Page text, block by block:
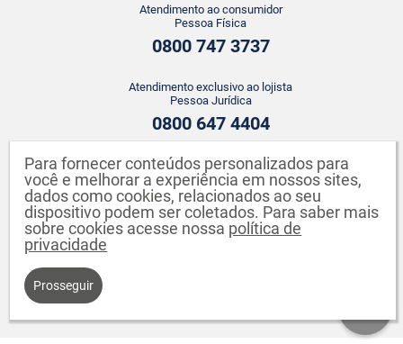
ATENDIMENTO WHATSAPP
+55 43 3142-2149
Atendimento ao consumidor
Pessoa Física
0800 747 3737
Atendimento exclusivo ao lojista
Pessoa Jurídica
0800 647 4404
Karsten S.A. CNPJ: 82.640.558/0001-04. Endereço: Rua Johann Karsten,
Para fornecer conteúdos personalizados para
você e melhorar a experiência em nossos sites,
dados como cookies, relacionados ao seu
dispositivo podem ser coletados. Para saber mais
sobre cookies acesse nossa política de
privacidade
Prosseguir